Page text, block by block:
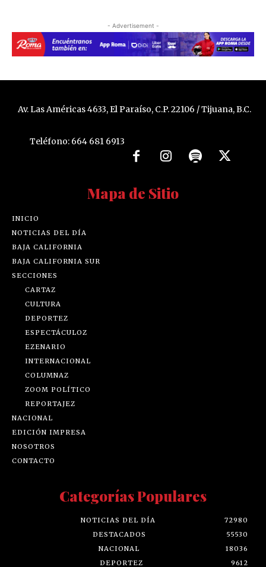
- Advertisement -
Av. Las Américas 4633, El Paraíso, C.P. 22106 / Tijuana, B.C.
Teléfono: 664 681 6913
Mapa de Sitio
INICIO
NOTICIAS DEL DÍA
BAJA CALIFORNIA
BAJA CALIFORNIA SUR
SECCIONES
CARTAZ
CULTURA
DEPORTEZ
ESPECTÁCULOZ
EZENARIO
INTERNACIONAL
COLUMNAZ
ZOOM POLÍTICO
REPORTAJEZ
NACIONAL
EDICIÓN IMPRESA
NOSOTROS
CONTACTO
Categorías Populares
NOTICIAS DEL DÍA
72980
DESTACADOS
55530
NACIONAL
18036
DEPORTEZ
9612